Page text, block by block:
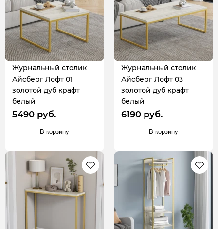
Журнальный столик
Айсберг Лофт 01
золотой дуб крафт
белый
5490 руб.
В корзину
Журнальный столик
Айсберг Лофт 03
золотой дуб крафт
белый
6190 руб.
В корзину